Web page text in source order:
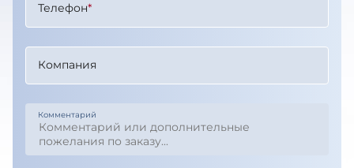
Телефон*
Компания
Комментарий